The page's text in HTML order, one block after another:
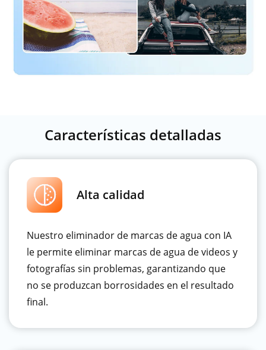
Características detalladas
Alta calidad
Nuestro eliminador de marcas de agua con IA
le permite eliminar marcas de agua de videos y
fotografías sin problemas, garantizando que
no se produzcan borrosidades en el resultado
final.